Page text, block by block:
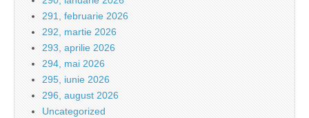
291, februarie 2026
292, martie 2026
293, aprilie 2026
294, mai 2026
295, iunie 2026
296, august 2026
Uncategorized